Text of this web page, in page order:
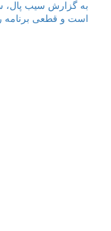
به گزارش سیب پال،
است و قطعی برنامه